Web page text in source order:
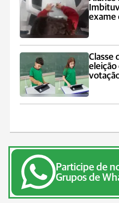
exame
Classe
Participe de
Grupos de